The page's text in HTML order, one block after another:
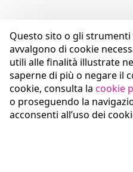
Questo sito o gli
avvalgono di cookie
utili alle finalità illustrate
saperne di più o negare il
cookie, consulta la cookie
o proseguendo la
acconsenti all’uso dei